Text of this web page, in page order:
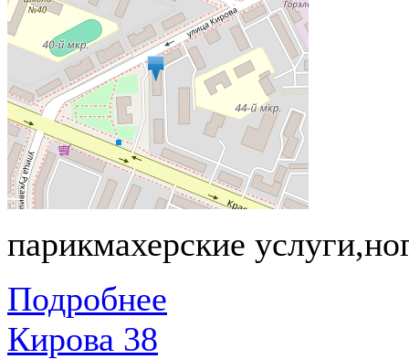
парикмахерские
Подробнее
Кирова 38